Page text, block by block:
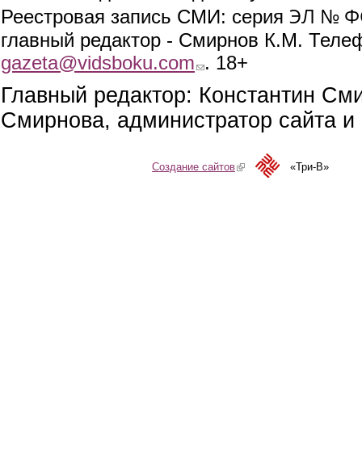
Реестровая запись СМИ: серия ЭЛ №
главный редактор - Смирнов К.М.
gazeta@vidsboku.com (link sends e-mail)
. 18+
Главный редактор: Константин
Смирнова, администратор сайта
Создание сайтов(link is external)«Три-В»